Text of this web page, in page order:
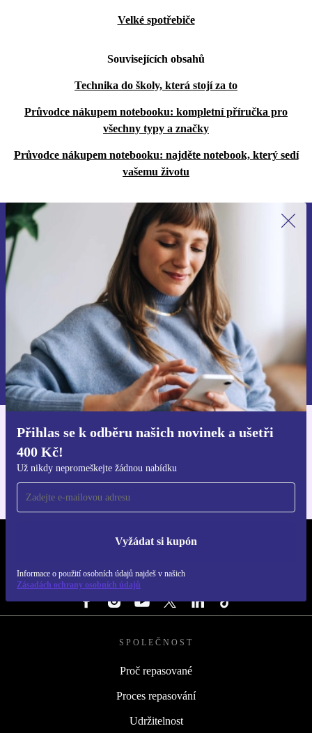
Velké spotřebiče
Souvisejících obsahů
Technika do školy, která stojí za to
Průvodce nákupem notebooku: kompletní příručka pro
všechny typy a značky
Průvodce nákupem notebooku: najděte notebook, který sedí
vašemu životu
Přihlas se k odběru našich novinek a ušetři
400 Kč!
Už nikdy nepromeškejte žádnou nabídku
Vyžádat si kupón
Informace o použití osobních údajů najdeš v našich
Zásadách ochrany osobních údajů
Přihlas se k odběru našich novinek a
ušetři 400 Kč!
Už nikdy nepromeškej žádnou nabídku.
Chci voucher
Informace o použití osobních údajů najdeš v našich
Zásadách ochrany osobních údajů.
Stáhni si aplikaci refurbed
REFURBED ČESKO - RETHINK NEW.
SLEDUJ NÁS
SPOLEČNOST
Proč repasované
Proces repasování
Udržitelnost